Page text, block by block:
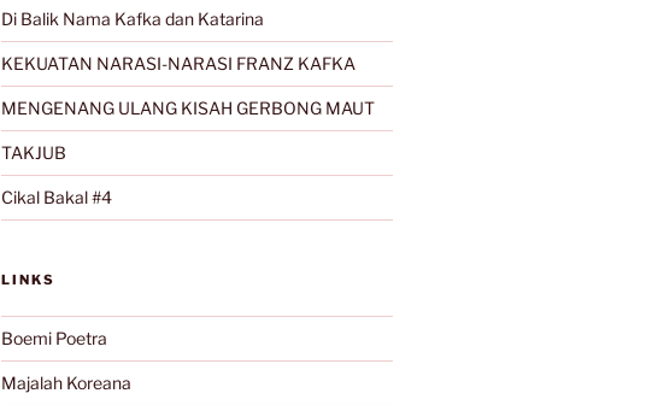
Di Balik Nama Kafka dan Katarina
KEKUATAN NARASI-NARASI FRANZ KAFKA
MENGENANG ULANG KISAH GERBONG MAUT
TAKJUB
Cikal Bakal #4
LINKS
Boemi Poetra
Majalah Koreana